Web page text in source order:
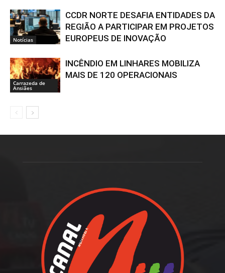
Notícias
CCDR NORTE DESAFIA ENTIDADES DA
REGIÃO A PARTICIPAR EM PROJETOS
EUROPEUS DE INOVAÇÃO
Carrazeda de
Ansiães
INCÊNDIO EM LINHARES MOBILIZA
MAIS DE 120 OPERACIONAIS